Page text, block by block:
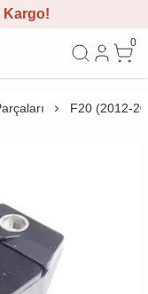
Kargo!
0
F20 (2012-